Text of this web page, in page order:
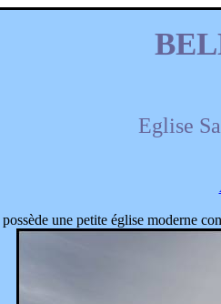
Eglise
possède une petite église moderne